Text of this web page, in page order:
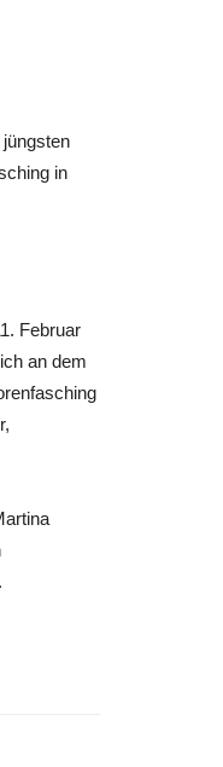
in
Februar
an dem